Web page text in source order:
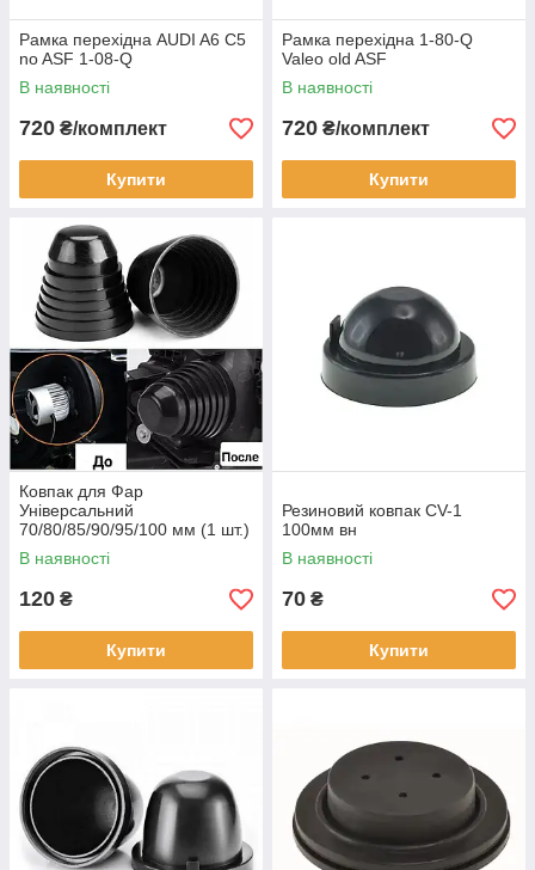
Рамка перехідна AUDI A6 C5
no ASF 1-08-Q
В наявності
720 ₴/комплект
Купити
Рамка перехідна 1-80-Q
Valeo old ASF
В наявності
720 ₴/комплект
Купити
Ковпак для Фар
Універсальний
70/80/85/90/95/100 мм (1 шт.)
В наявності
120 ₴
Купити
Резиновий ковпак CV-1
100мм вн
В наявності
70 ₴
Купити